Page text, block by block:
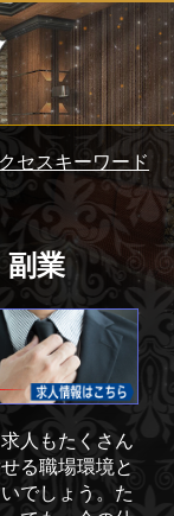
セスキーワード
副業
人もたくさん
る職場環境と
でしょう。た